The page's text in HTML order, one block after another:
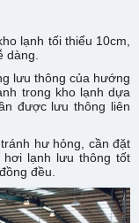
lạnh tối thiểu 10cm,
dàng.
lưu thông của hướng
trong kho lạnh dựa
được lưu thông liên
hư hỏng, cần đặt
lạnh lưu thông tốt
đều.